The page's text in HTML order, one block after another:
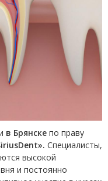
в Брянске по праву
Специалисты,
высокой
и постоянно